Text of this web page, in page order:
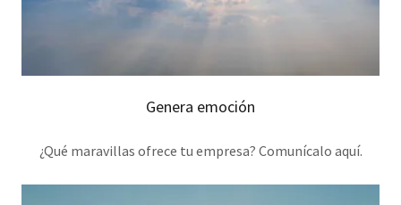
Genera emoción
¿Qué maravillas ofrece tu empresa? Comunícalo aquí.